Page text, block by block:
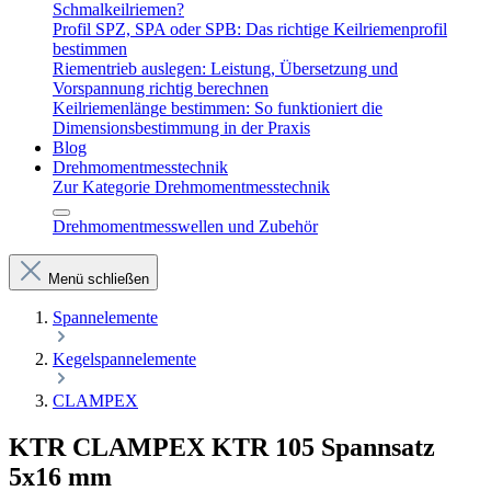
Schmalkeilriemen?
Profil SPZ, SPA oder SPB: Das richtige Keilriemenprofil
bestimmen
Riementrieb auslegen: Leistung, Übersetzung und
Vorspannung richtig berechnen
Keilriemenlänge bestimmen: So funktioniert die
Dimensionsbestimmung in der Praxis
Blog
Drehmomentmesstechnik
Zur Kategorie Drehmomentmesstechnik
Drehmomentmesswellen und Zubehör
Menü schließen
Spannelemente
Kegelspannelemente
CLAMPEX
KTR CLAMPEX KTR 105 Spannsatz
5x16 mm